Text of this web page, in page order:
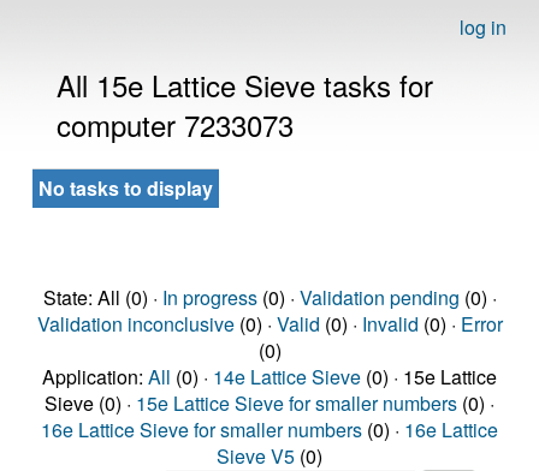
log in
All 15e Lattice Sieve tasks for
computer 7233073
No tasks to display
State: All (0) · In progress(0) · Validation pending (0) ·
Validation inconclusive(0) · Valid (0) · Invalid (0) · Error
(0)
Application: All (0) · 14e Lattice Sieve (0) · 15e Lattice
Sieve (0) · 15e Lattice Sieve for smaller numbers (0) ·
16e Lattice Sieve for smaller numbers (0) · 16e Lattice
Sieve V5 (0)